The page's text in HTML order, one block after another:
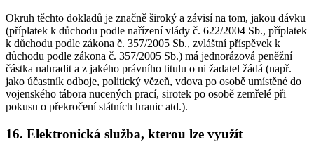
Okruh těchto dokladů je značně široký a závisí na tom, jakou dávku
(příplatek k důchodu podle nařízení vlády č. 622/2004 Sb., příplatek
k důchodu podle zákona č. 357/2005 Sb., zvláštní příspěvek k
důchodu podle zákona č. 357/2005 Sb.) má jednorázová peněžní
částka nahradit a z jakého právního titulu o ni žadatel žádá (např.
jako účastník odboje, politický vězeň, vdova po osobě umístěné do
vojenského tábora nucených prací, sirotek po osobě zemřelé při
pokusu o překročení státních hranic atd.).
16. Elektronická služba, kterou lze využít